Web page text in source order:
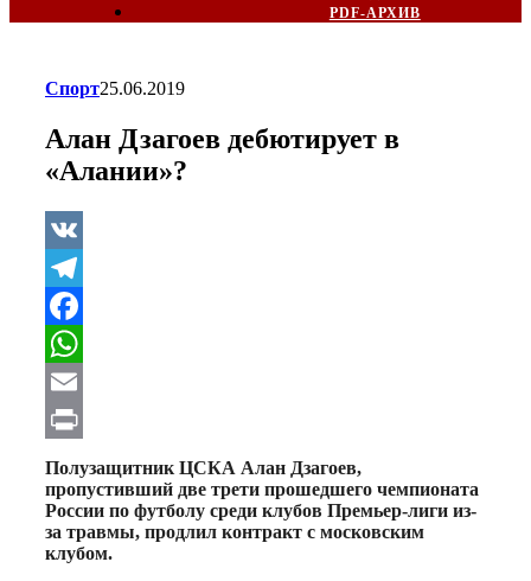
PDF-АРХИВ
Спорт25.06.2019
Алан Дзагоев дебютирует в
«Алании»?
VK
Telegram
Facebook
WhatsApp
Email
Print
Полузащитник ЦСКА Алан Дзагоев,
пропустивший две трети прошедшего чемпионата
России по футболу среди клубов Премьер-лиги из-
за травмы, продлил контракт с московским
клубом.